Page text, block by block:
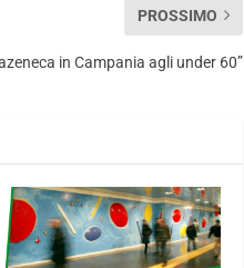
PROSSIMO
in Campania agli under 60”